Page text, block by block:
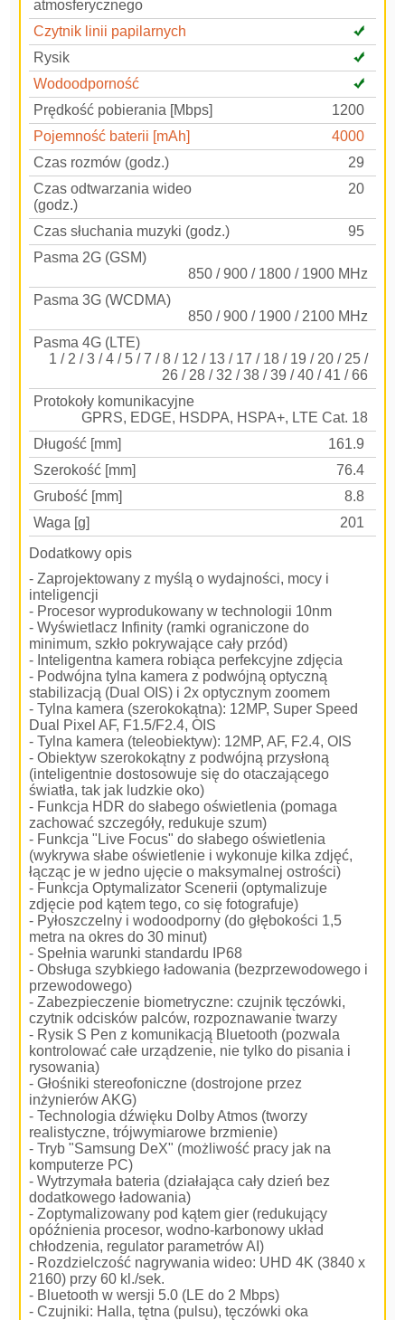
atmosferycznego
Czytnik linii papilarnych
Rysik
Wodoodporność
Prędkość pobierania [Mbps]
1200
Pojemność baterii [mAh]
4000
Czas rozmów (godz.)
29
Czas odtwarzania wideo
(godz.)
20
Czas słuchania muzyki (godz.)
95
Pasma 2G (GSM)
850 / 900 / 1800 / 1900 MHz
Pasma 3G (WCDMA)
850 / 900 / 1900 / 2100 MHz
Pasma 4G (LTE)
1 / 2 / 3 / 4 / 5 / 7 / 8 / 12 / 13 / 17 / 18 / 19 / 20 / 25 /
26 / 28 / 32 / 38 / 39 / 40 / 41 / 66
Protokoły komunikacyjne
GPRS, EDGE, HSDPA, HSPA+, LTE Cat. 18
Długość [mm]
161.9
Szerokość [mm]
76.4
Grubość [mm]
8.8
Waga [g]
201
Dodatkowy opis
- Zaprojektowany z myślą o wydajności, mocy i
inteligencji
- Procesor wyprodukowany w technologii 10nm
- Wyświetlacz Infinity (ramki ograniczone do
minimum, szkło pokrywające cały przód)
- Inteligentna kamera robiąca perfekcyjne zdjęcia
- Podwójna tylna kamera z podwójną optyczną
stabilizacją (Dual OIS) i 2x optycznym zoomem
- Tylna kamera (szerokokątna): 12MP, Super Speed ​​
Dual Pixel AF, F1.5/F2.4, OIS
- Tylna kamera (teleobiektyw): 12MP, AF, F2.4, OIS
- Obiektyw szerokokątny z podwójną przysłoną
(inteligentnie dostosowuje się do otaczającego
światła, tak jak ludzkie oko)
- Funkcja HDR do słabego oświetlenia (pomaga
zachować szczegóły, redukuje szum)
- Funkcja "Live Focus" do słabego oświetlenia
(wykrywa słabe oświetlenie i wykonuje kilka zdjęć,
łącząc je w jedno ujęcie o maksymalnej ostrości)
- Funkcja Optymalizator Scenerii (optymalizuje
zdjęcie pod kątem tego, co się fotografuje)
- Pyłoszczelny i wodoodporny (do głębokości 1,5
metra na okres do 30 minut)
- Spełnia warunki standardu IP68
- Obsługa szybkiego ładowania (bezprzewodowego i
przewodowego)
- Zabezpieczenie biometryczne: czujnik tęczówki,
czytnik odcisków palców, rozpoznawanie twarzy
- Rysik S Pen z komunikacją Bluetooth (pozwala
kontrolować całe urządzenie, nie tylko do pisania i
rysowania)
- Głośniki stereofoniczne (dostrojone przez
inżynierów AKG)
- Technologia dźwięku Dolby Atmos (tworzy
realistyczne, trójwymiarowe brzmienie)
- Tryb "Samsung DeX" (możliwość pracy jak na
komputerze PC)
- Wytrzymała bateria (działająca cały dzień bez
dodatkowego ładowania)
- Zoptymalizowany pod kątem gier (redukujący
opóźnienia procesor, wodno-karbonowy układ
chłodzenia, regulator parametrów AI)
- Rozdzielczość nagrywania wideo: UHD 4K (3840 x
2160) przy 60 kl./sek.
- Bluetooth w wersji 5.0 (LE do 2 Mbps)
- Czujniki: Halla, tętna (pulsu), tęczówki oka